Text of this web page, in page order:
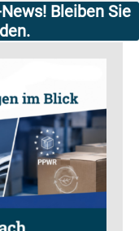
Bleiben Sie